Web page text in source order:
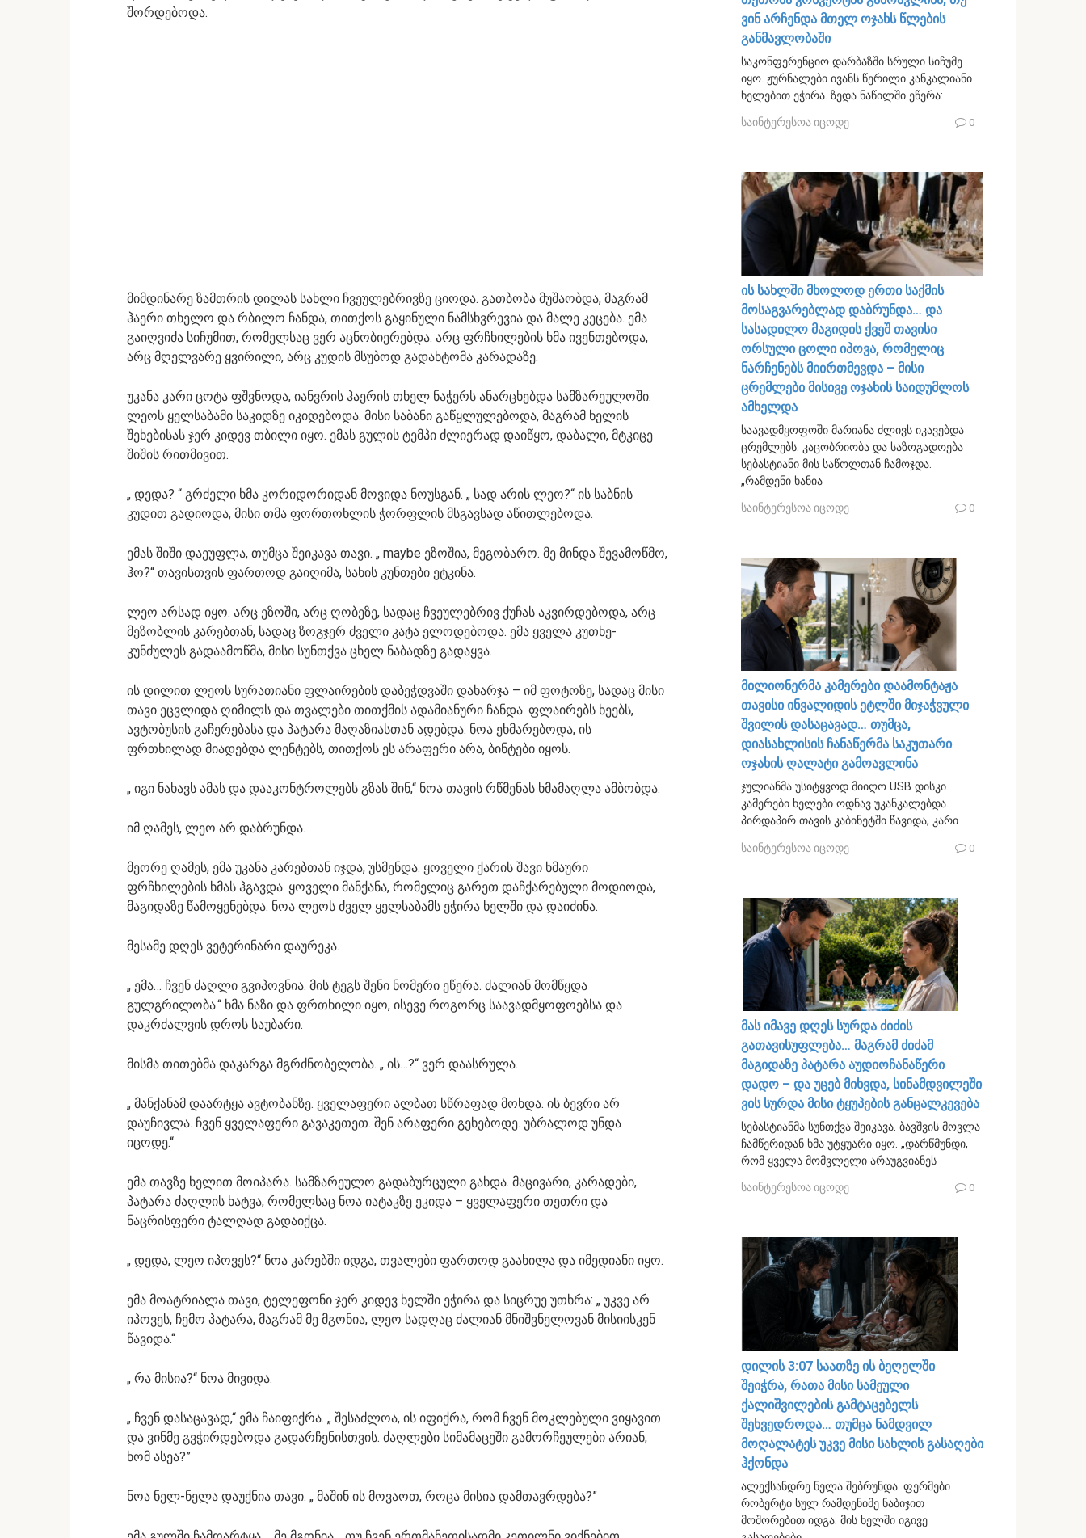
შორდებოდა.
მიმდინარე ზამთრის დილას სახლი ჩვეულებრივზე ციოდა. გათბობა მუშაობდა, მაგრამ
ჰაერი თხელო და რბილო ჩანდა, თითქოს გაყინული ნამსხვრევია და მალე კეცება. ემა
გაიღვიძა სიჩუმით, რომელსაც ვერ აცნობიერებდა: არც ფრჩხილების ხმა ივენთებოდა,
არც მღელვარე ყვირილი, არც კუდის მსუბოდ გადახტომა კარადაზე.
უკანა კარი ცოტა ფშვნოდა, იანვრის ჰაერის თხელ ნაჭერს ანარცხებდა სამზარეულოში.
ლეოს ყელსაბამი საკიდზე იკიდებოდა. მისი საბანი გაწყლულებოდა, მაგრამ ხელის
შეხებისას ჯერ კიდევ თბილი იყო. ემას გულის ტემპი ძლიერად დაიწყო, დაბალი, მტკიცე
შიშის რითმივით.
„ დედა? “ გრძელი ხმა კორიდორიდან მოვიდა ნოუსგან. „ სად არის ლეო?“ ის საბნის
კუდით გადიოდა, მისი თმა ფორთოხლის ჭორფლის მსგავსად აწითლებოდა.
ემას შიში დაეუფლა, თუმცა შეიკავა თავი. „ maybe ეზოშია, მეგობარო. მე მინდა შევამოწმო,
ჰო?“ თავისთვის ფართოდ გაიღიმა, სახის კუნთები ეტკინა.
ლეო არსად იყო. არც ეზოში, არც ღობეზე, სადაც ჩვეულებრივ ქუჩას აკვირდებოდა, არც
მეზობლის კარებთან, სადაც ზოგჯერ ძველი კატა ელოდებოდა. ემა ყველა კუთხე-
კუნძულეს გადაამოწმა, მისი სუნთქვა ცხელ ნაბადზე გადაყვა.
ის დილით ლეოს სურათიანი ფლაირების დაბეჭდვაში დახარჯა – იმ ფოტოზე, სადაც მისი
თავი ეცვლიდა ღიმილს და თვალები თითქმის ადამიანური ჩანდა. ფლაირებს ხეებს,
ავტობუსის გაჩერებასა და პატარა მაღაზიასთან ადებდა. ნოა ეხმარებოდა, ის
ფრთხილად მიადებდა ლენტებს, თითქოს ეს არაფერი არა, ბინტები იყოს.
„ იგი ნახავს ამას და დააკონტროლებს გზას შინ,“ ნოა თავის რწმენას ხმამაღლა ამბობდა.
იმ ღამეს, ლეო არ დაბრუნდა.
მეორე ღამეს, ემა უკანა კარებთან იჯდა, უსმენდა. ყოველი ქარის შავი ხმაური
ფრჩხილების ხმას ჰგავდა. ყოველი მანქანა, რომელიც გარეთ დაჩქარებული მოდიოდა,
მაგიდაზე წამოყენებდა. ნოა ლეოს ძველ ყელსაბამს ეჭირა ხელში და დაიძინა.
მესამე დღეს ვეტერინარი დაურეკა.
„ ემა… ჩვენ ძაღლი გვიპოვნია. მის ტეგს შენი ნომერი ეწერა. ძალიან მომწყდა
გულგრილობა.“ ხმა ნაზი და ფრთხილი იყო, ისევე როგორც საავადმყოფოებსა და
დაკრძალვის დროს საუბარი.
მისმა თითებმა დაკარგა მგრძნობელობა. „ ის…?“ ვერ დაასრულა.
„ მანქანამ დაარტყა ავტობანზე. ყველაფერი ალბათ სწრაფად მოხდა. ის ბევრი არ
დაუჩივლა. ჩვენ ყველაფერი გავაკეთეთ. შენ არაფერი გეხებოდე. უბრალოდ უნდა
იცოდე.“
ემა თავზე ხელით მოიპარა. სამზარეულო გადაბურცული გახდა. მაცივარი, კარადები,
პატარა ძაღლის ხატვა, რომელსაც ნოა იატაკზე ეკიდა – ყველაფერი თეთრი და
ნაცრისფერი ტალღად გადაიქცა.
„ დედა, ლეო იპოვეს?“ ნოა კარებში იდგა, თვალები ფართოდ გაახილა და იმედიანი იყო.
ემა მოატრიალა თავი, ტელეფონი ჯერ კიდევ ხელში ეჭირა და სიცრუე უთხრა: „ უკვე არ
იპოვეს, ჩემო პატარა, მაგრამ მე მგონია, ლეო სადღაც ძალიან მნიშვნელოვან მისიისკენ
წავიდა.“
„ რა მისია?“ ნოა მივიდა.
„ ჩვენ დასაცავად,“ ემა ჩაიფიქრა. „ შესაძლოა, ის იფიქრა, რომ ჩვენ მოკლებული ვიყავით
და ვინმე გვჭირდებოდა გადარჩენისთვის. ძაღლები სიმამაცეში გამორჩეულები არიან,
ხომ ასეა?”
ნოა ნელ-ნელა დაუქნია თავი. „ მაშინ ის მოვაოთ, როცა მისია დამთავრდება?”
ვინ არჩენდა მთელ ოჯახს წლების
განმავლობაში
საკონფერენციო დარბაზში სრული სიჩუმე
იყო. ჟურნალები ივანს წერილი კანკალიანი
ხელებით ეჭირა. ზედა ნაწილში ეწერა:
საინტერესოა იცოდე 0
ის სახლში მხოლოდ ერთი საქმის
მოსაგვარებლად დაბრუნდა… და
სასადილო მაგიდის ქვეშ თავისი
ორსული ცოლი იპოვა, რომელიც
ნარჩენებს მიირთმევდა – მისი
ცრემლები მისივე ოჯახის საიდუმლოს
ამხელდა
საავადმყოფოში მარიანა ძლივს იკავებდა
ცრემლებს. კაცობრიობა და საზოგადოება
სებასტიანი მის საწოლთან ჩამოჯდა.
„რამდენი ხანია
საინტერესოა იცოდე 0
მილიონერმა კამერები დაამონტაჟა
თავისი ინვალიდის ეტლში მიჯაჭვული
შვილის დასაცავად… თუმცა,
დიასახლისის ჩანაწერმა საკუთარი
ოჯახის ღალატი გამოავლინა
ჯულიანმა უსიტყვოდ მიიღო USB დისკი.
კამერები ხელები ოდნავ უკანკალებდა.
პირდაპირ თავის კაბინეტში წავიდა, კარი
საინტერესოა იცოდე 0
მას იმავე დღეს სურდა ძიძის
გათავისუფლება… მაგრამ ძიძამ
მაგიდაზე პატარა აუდიოჩანაწერი
დადო – და უცებ მიხვდა, სინამდვილეში
ვის სურდა მისი ტყუპების განცალკევება
სებასტიანმა სუნთქვა შეიკავა. ბავშვის მოვლა
ჩამწერიდან ხმა უტყუარი იყო. „დარწმუნდი,
რომ ყველა მომვლელი არაუგვიანეს
საინტერესოა იცოდე 0
დილის 3:07 საათზე ის ბეღელში
შეიჭრა, რათა მისი სამეული
ქალიშვილების გამტაცებელს
შეხვედროდა… თუმცა ნამდვილ
მოღალატეს უკვე მისი სახლის გასაღები
ჰქონდა
ალექსანდრე ნელა შებრუნდა. ფერმები
რობერტი სულ რამდენიმე ნაბიჯით
მოშორებით იდგა. მის ხელში იგივე